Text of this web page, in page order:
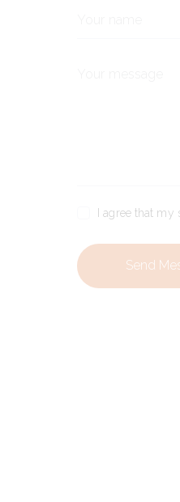
I agree that
Send